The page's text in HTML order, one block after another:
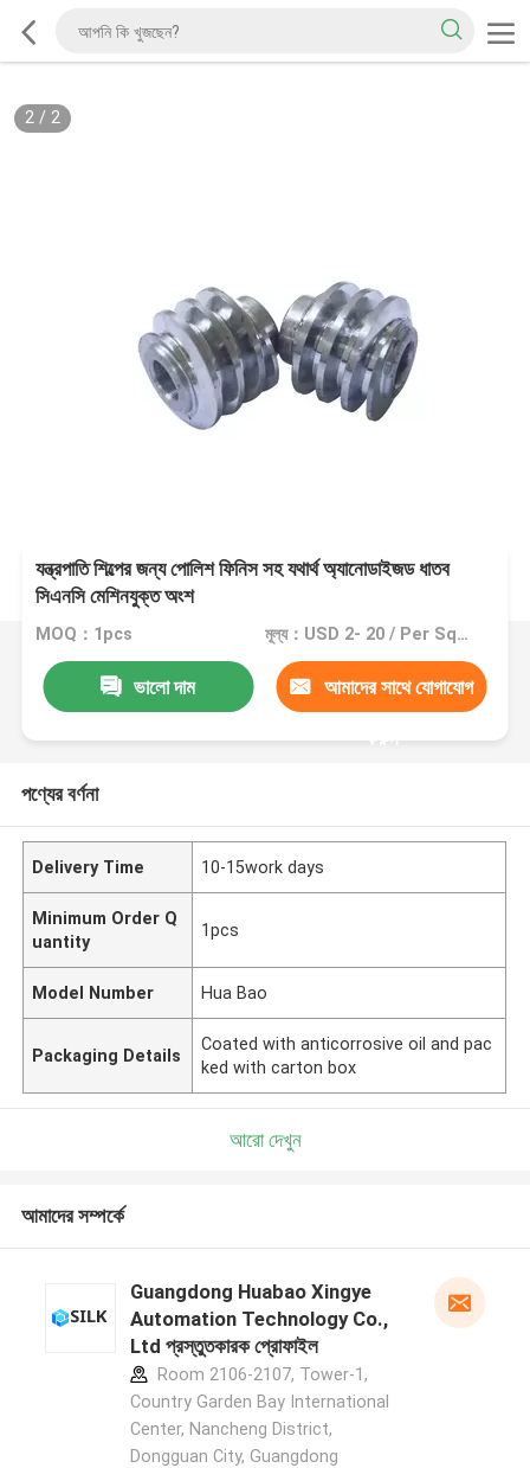
2/ 2
যন্ত্রপাতি শিল্পের জন্য পোলিশ ফিনিস সহ যথার্থ অ্যানোডাইজড ধাতব
সিএনসি মেশিনযুক্ত অংশ
MOQ：1pcs মূল্য：USD 2- 20 / Per Square Meter (M2)
ভালো দাম আমাদের সাথে যোগাযোগ
করুন
পণ্যের বর্ণনা
Delivery Time 10-15work days
Minimum Order Q
uantity
1pcs
Model Number Hua Bao
Packaging Details
Coated with anticorrosive oil and pac
ked with carton box
আরো দেখুন
আমাদের সম্পর্কে
Guangdong Huabao Xingye
Automation Technology Co.,
Ltd প্রস্তুতকারক প্রোফাইল
Room 2106-2107, Tower-1,
Country Garden Bay International
Center, Nancheng District,
Dongguan City, Guangdong